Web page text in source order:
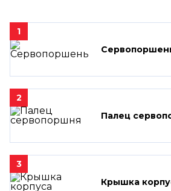
1
2
Палец
3
Крышка